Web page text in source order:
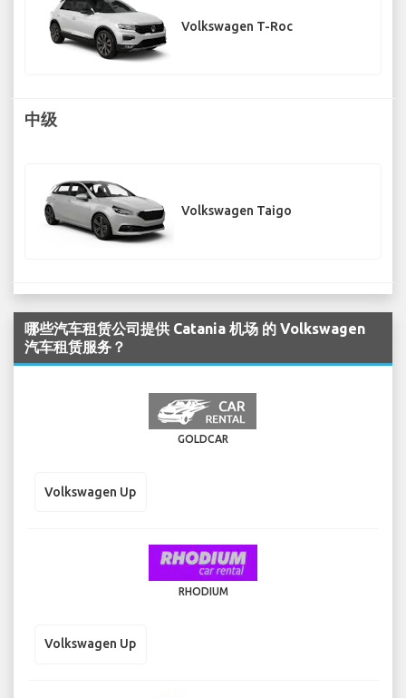
Volkswagen T-Roc
中级
Volkswagen Taigo
哪些汽车租赁公司提供 Catania 机场 的 Volkswagen
汽车租赁服务？
GOLDCAR
Volkswagen Up
RHODIUM
Volkswagen Up